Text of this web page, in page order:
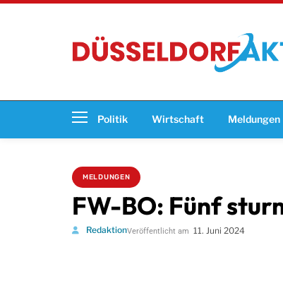
Politik Wirtschaft Meldungen
MELDUNGEN
FW-BO: Fünf
RedaktionVeröffentlicht am 11. Juni 2024